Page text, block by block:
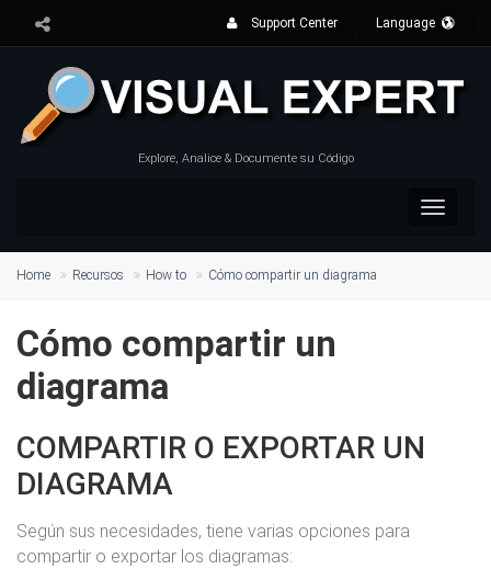
Support Center Language
Explore, Analice & Documente su Código
Toggle
Home Recursos How to Cómo compartir un diagrama
Cómo compartir un
diagrama
COMPARTIR O EXPORTAR UN
DIAGRAMA
Según sus necesidades, tiene varias opciones para
compartir o exportar los diagramas: